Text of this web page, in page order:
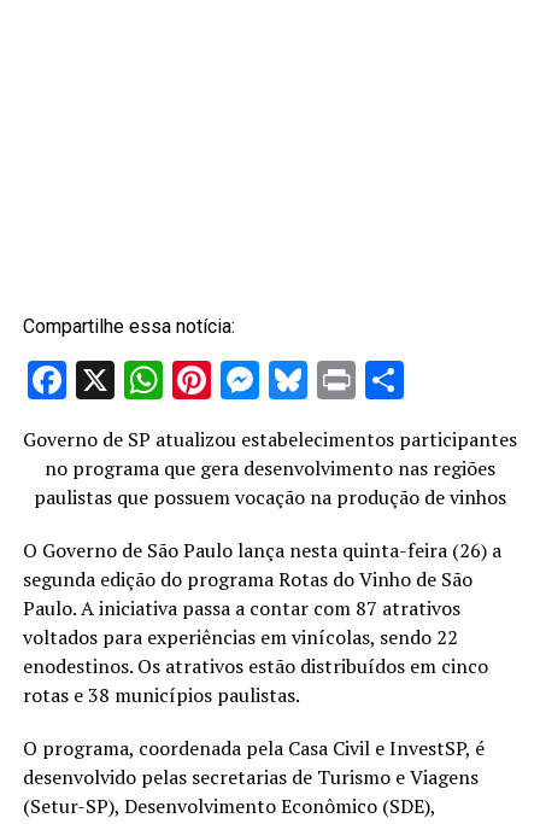
Compartilhe essa notícia:
Facebook
X WhatsApp
Pinterest
Messenger
Bluesky
PrintShare
Governo de SP atualizou estabelecimentos participantes
no programa que gera desenvolvimento nas regiões
paulistas que possuem vocação na produção de vinhos
O Governo de São Paulo lança nesta quinta-feira (26) a
segunda edição do programa Rotas do Vinho de São
Paulo. A iniciativa passa a contar com 87 atrativos
voltados para experiências em vinícolas, sendo 22
enodestinos. Os atrativos estão distribuídos em cinco
rotas e 38 municípios paulistas.
O programa, coordenada pela Casa Civil e InvestSP, é
desenvolvido pelas secretarias de Turismo e Viagens
(Setur-SP), Desenvolvimento Econômico (SDE),